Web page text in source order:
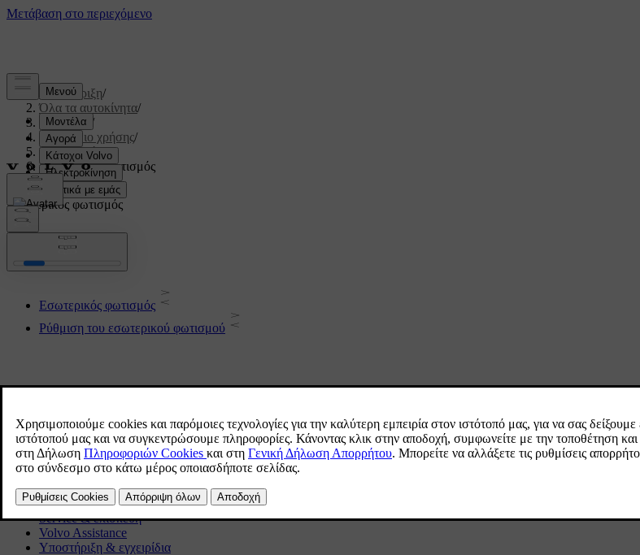
Υποστήριξη/
Όλα τα αυτοκίνητα/
V60 2022 /
Εγχειρίδιο χρήσης/
Φωτισμός/
Εσωτερικός φωτισμός
Εσωτερικός φωτισμός
Εσωτερικός φωτισμός
Ρύθμιση του εσωτερικού φωτισμού